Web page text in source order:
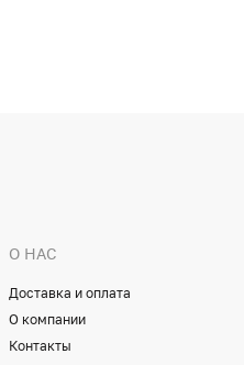
О НАС
Доставка и оплата
О компании
Контакты